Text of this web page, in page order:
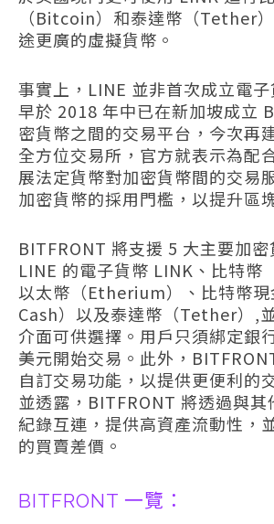
（Bitcoin）和泰達幣（Tether
途更廣的虛擬貨幣。
事實上，LINE 並非首次成立電子
早於 2018 年中已在新加坡成立
密貨幣之間的交易平台，今次再
全方位交易所，官方就表示為配
展法定貨幣對加密貨幣間的交易
加密貨幣的採用門檻，以提升區
BITFRONT 將支援 5 大主要加密
LINE 的電子貨幣 LINK、比特幣
以太幣（Etherium）、比特幣
Cash）以及泰達幣（Tether）,
介面可供選擇。用戶只須綁定銀
美元開始交易。此外，
自訂交易功能，以提供更便利的
並透露，BITFRONT 將透過與其
紀錄互連，提供高資產流動性，
的買賣差價。
BITFRONT 一覽：